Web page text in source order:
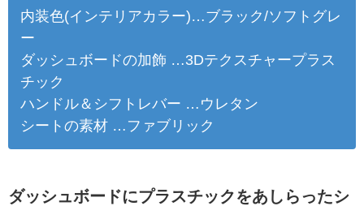
内装色(インテリアカラー)…ブラック/ソフトグレ
ー
ダッシュボードの加飾 …3Dテクスチャープラス
チック
ハンドル＆シフトレバー …ウレタン
シートの素材 …ファブリック
ダッシュボードにプラスチックをあしらったシ